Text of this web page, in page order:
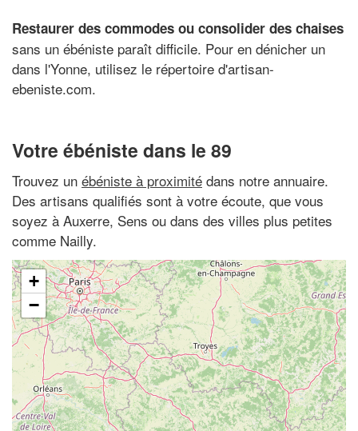
Restaurer des commodes ou consolider des chaises
sans un ébéniste paraît difficile. Pour en dénicher un
dans l'Yonne, utilisez le répertoire d'artisan-
ebeniste.com.
Votre ébéniste dans le 89
Trouvez un ébéniste à proximité dans notre annuaire.
Des artisans qualifiés sont à votre écoute, que vous
soyez à Auxerre, Sens ou dans des villes plus petites
comme Nailly.
+
−